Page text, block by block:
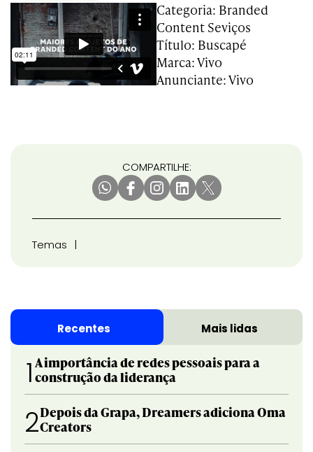
Categoria: Branded
Content Seviços
Título: Buscapé
Marca: Vivo
Anunciante: Vivo
COMPARTILHE:
Temas
Recentes Mais lidas
1 A importância de redes pessoais para a
construção da liderança
2Depois da Grapa, Dreamers adiciona Oma
Creators